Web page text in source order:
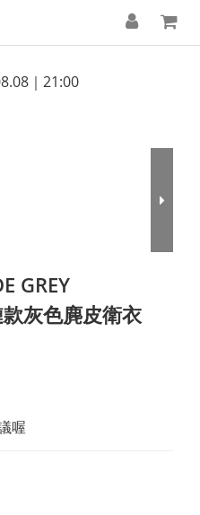
｜21:00
GREY
灰色麂皮衛衣
喔